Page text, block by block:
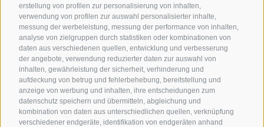
erstellung von profilen zur personalisierung von inhalten,
verwendung von profilen zur auswahl personalisierter inhalte,
messung der werbeleistung, messung der performance von inhalten,
analyse von zielgruppen durch statistiken oder kombinationen von
daten aus verschiedenen quellen, entwicklung und verbesserung
der angebote, verwendung reduzierter daten zur auswahl von
inhalten, gewährleistung der sicherheit, verhinderung und
aufdeckung von betrug und fehlerbehebung, bereitstellung und
anzeige von werbung und inhalten, ihre entscheidungen zum
datenschutz speichern und übermitteln, abgleichung und
kombination von daten aus unterschiedlichen quellen, verknüpfung
verschiedener endgeräte, identifikation von endgeräten anhand
AMT FÜR DEN NATIONALPARK STILFSERJOCH
SOCIAL-MEDIA-RICHTLINIEN | IMPRESSUM | SITEMAP | COOKIE-RICHTLINIE
PRIVACY | Cookie Präferenzen